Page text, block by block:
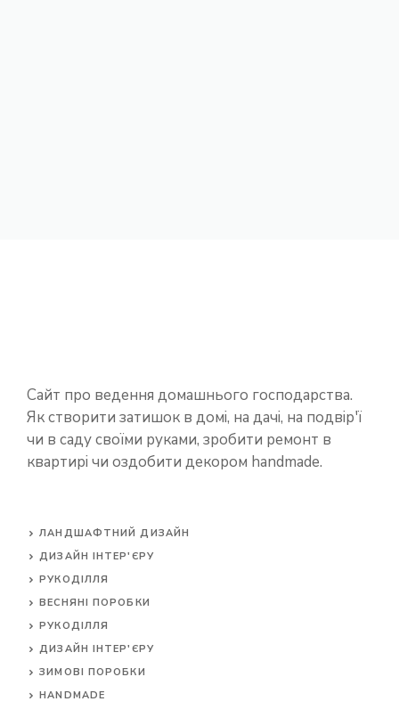
Сайт про ведення домашнього господарства.
Як створити затишок в домі, на дачі, на подвір'ї
чи в саду своїми руками, зробити ремонт в
квартирі чи оздобити декором handmade.
ЛАНДШАФТНИЙ ДИЗАЙН
ДИЗАЙН ІНТЕР'ЄРУ
РУКОДІЛЛЯ
ВЕСНЯНІ ПОРОБКИ
РУКОДІЛЛЯ
ДИЗАЙН ІНТЕР'ЄРУ
ЗИМОВІ ПОРОБКИ
HANDMADE